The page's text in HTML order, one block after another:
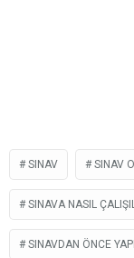
SINAV SINAV
SINAVA NASIL
SINAVDAN ÖNCE